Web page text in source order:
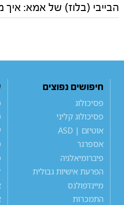
הבייבי (בלוז) של אמא: איך
חיפושים נפוצים
פסיכולוג
פסיכולוג קליני
אוטיזם | ASD
אספרגר
פיברומיאלגיה
הפרעת אישיות גבולית
מיינדפולנס
התמכרות